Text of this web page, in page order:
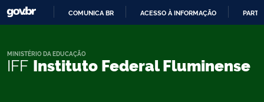
CONTEÚDO
COMUNICA BR ACESSO À INFORMAÇÃO
IFF Instituto Federal Fluminense
MINISTÉRIO DA EDUCAÇÃO